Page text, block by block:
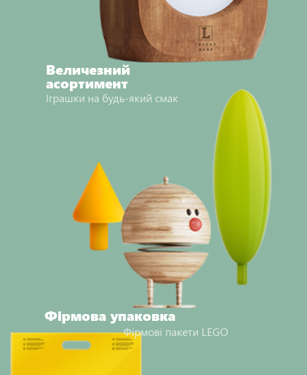
Величезний
асортимент
Іграшки на будь-який смак
Фірмова упаковка
Фірмові пакети LEGO